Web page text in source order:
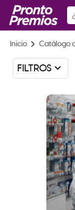
Iniciochevron_right Catálogo
FILTROS keyboard_arrow_down